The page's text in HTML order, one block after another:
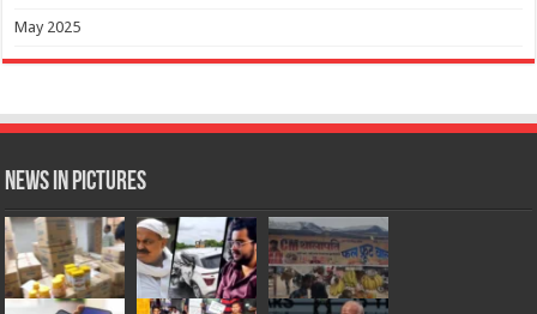
May 2025
News in Pictures